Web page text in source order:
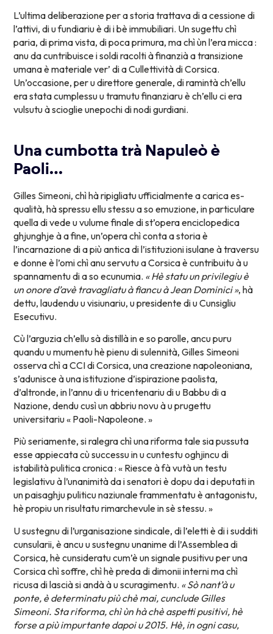
L’ultima deliberazione per a storia trattava di a cessione di
l’attivi, di u fundiariu è di i bè immubiliari. Un sugettu chì
paria, di prima vista, di poca primura, ma chì ùn l’era micca :
anu da cuntribuisce i soldi racolti à finanzià a transizione
umana è materiale ver’ di a Cullettività di Corsica.
Un’occasione, per u direttore generale, di ramintà ch’ellu
era stata cumplessu u tramutu finanziaru è ch’ellu ci era
vulsutu à scioglie unepochi di nodi gurdiani.
Una cumbotta trà Napuleò è
Paoli…
Gilles Simeoni, chì hà ripigliatu ufficialmente a carica es-
qualità, hà spressu ellu stessu a so emuzione, in particulare
quella di vede u vulume finale di st’opera enciclopedica
ghjunghje à a fine, un’opera chì conta a storia è
l’incarnazione di a più antica di l’istituzioni isulane à traversu
e donne è l’omi chì anu servutu a Corsica è cuntribuitu à u
spannamentu di a so ecunumia. « Hè statu un privilegiu è
un onore d’avè travagliatu à fiancu à Jean Dominici », hà
dettu, laudendu u visiunariu, u presidente di u Cunsigliu
Esecutivu.
Cù l’arguzia ch’ellu sà distillà in e so parolle, ancu puru
quandu u mumentu hè pienu di sulennità, Gilles Simeoni
osserva chì a CCI di Corsica, una creazione napoleoniana,
s’adunisce à una istituzione d’ispirazione paolista,
d’altronde, in l’annu di u tricentenariu di u Babbu di a
Nazione, dendu cusì un abbriu novu à u prugettu
universitariu « Paoli-Napoleone. »
Più seriamente, si ralegra chì una riforma tale sia pussuta
esse appiecata cù successu in u cuntestu oghjincu di
istabilità pulitica cronica : « Riesce à fà vutà un testu
legislativu à l’unanimità da i senatori è dopu da i deputati in
un paisaghju puliticu naziunale frammentatu è antagonistu,
hè propiu un risultatu rimarchevule in sè stessu. »
U sustegnu di l’urganisazione sindicale, di l’eletti è di i sudditi
cunsularii, è ancu u sustegnu unanime di l’Assemblea di
Corsica, hè cunsideratu cum’è un signale pusitivu per una
Corsica chì soffre, chì hè preda di dimonii interni ma chì
ricusa di lascià si andà à u scuragimentu. « Sò nant’à u
ponte, è determinatu più chè mai, cunclude Gilles
Simeoni. Sta riforma, chì ùn hà chè aspetti pusitivi, hè
forse a più impurtante dapoi u 2015. Hè, in ogni casu,